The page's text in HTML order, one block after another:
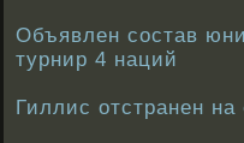
Объявлен состав
турнир 4 наций
Гиллис отстранен на